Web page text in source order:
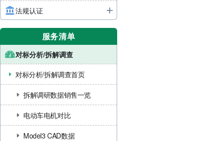
法规认证
服务清单
对标分析/拆解调查
对标分析/拆解调查首页
拆解调研数据销售一览
电动车电机对比
Model3 CAD数据